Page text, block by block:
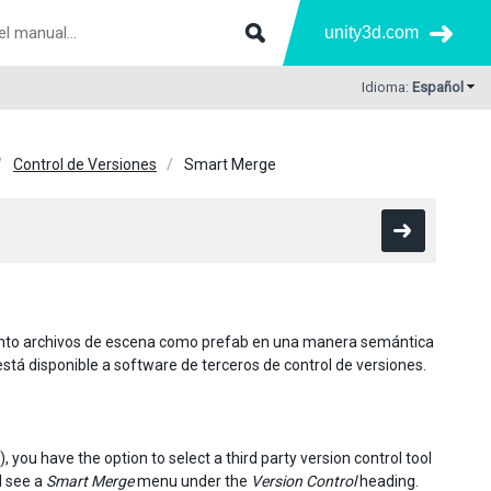
unity3d.com
Idioma: Español
Control de Versiones Smart Merge
archivos de escena como prefab en una manera semántica
disponible a software de terceros de control de versiones.
you have the option to select a third party version control tool
see a Smart Mergemenu under the Version Controlheading.